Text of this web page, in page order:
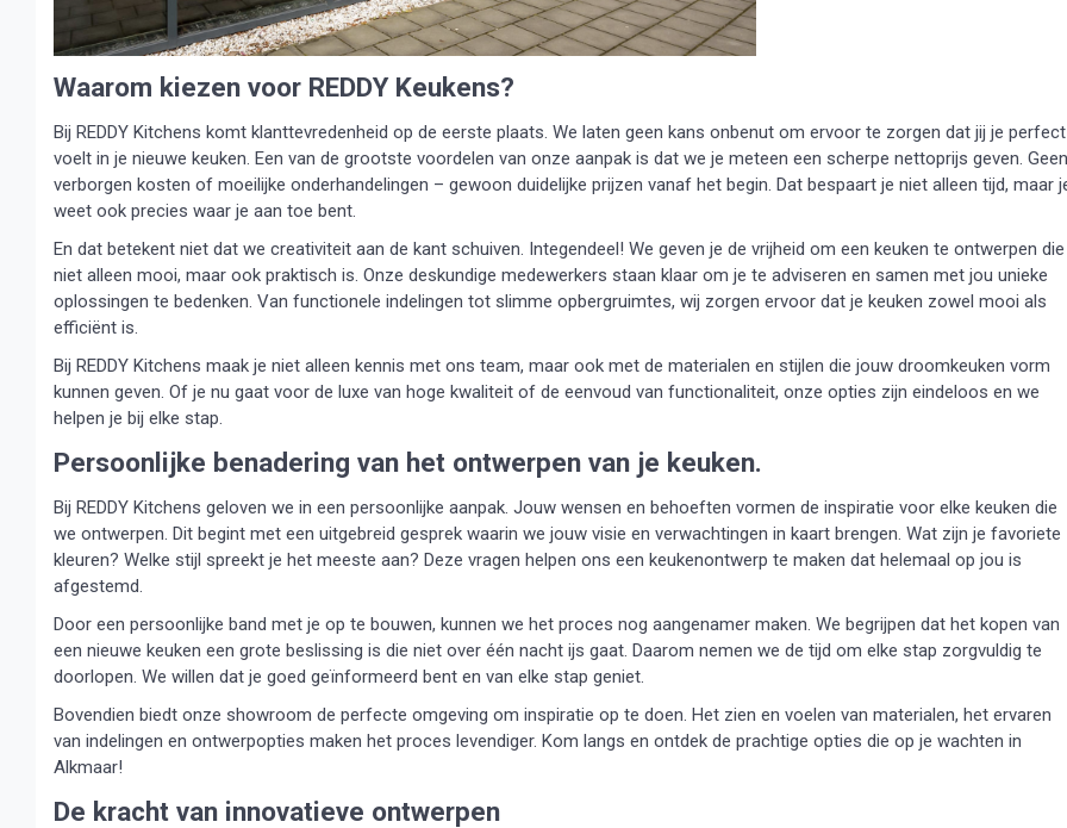
Waarom kiezen voor REDDY Keukens?
Bij REDDY Kitchens komt klanttevredenheid op de eerste plaats. We laten geen kans onbenut om ervoor te zorgen dat jij je perfect
voelt in je nieuwe keuken. Een van de grootste voordelen van onze aanpak is dat we je meteen een scherpe nettoprijs geven. Geen
verborgen kosten of moeilijke onderhandelingen – gewoon duidelijke prijzen vanaf het begin. Dat bespaart je niet alleen tijd, maar
weet ook precies waar je aan toe bent.
En dat betekent niet dat we creativiteit aan de kant schuiven. Integendeel! We geven je de vrijheid om een keuken te ontwerpen die
niet alleen mooi, maar ook praktisch is. Onze deskundige medewerkers staan klaar om je te adviseren en samen met jou unieke
oplossingen te bedenken. Van functionele indelingen tot slimme opbergruimtes, wij zorgen ervoor dat je keuken zowel mooi als
efficiënt is.
Bij REDDY Kitchens maak je niet alleen kennis met ons team, maar ook met de materialen en stijlen die jouw droomkeuken vorm
kunnen geven. Of je nu gaat voor de luxe van hoge kwaliteit of de eenvoud van functionaliteit, onze opties zijn eindeloos en we
helpen je bij elke stap.
Persoonlijke benadering van het ontwerpen van je keuken.
Bij REDDY Kitchens geloven we in een persoonlijke aanpak. Jouw wensen en behoeften vormen de inspiratie voor elke keuken die
we ontwerpen. Dit begint met een uitgebreid gesprek waarin we jouw visie en verwachtingen in kaart brengen. Wat zijn je favoriete
kleuren? Welke stijl spreekt je het meeste aan? Deze vragen helpen ons een keukenontwerp te maken dat helemaal op jou is
afgestemd.
Door een persoonlijke band met je op te bouwen, kunnen we het proces nog aangenamer maken. We begrijpen dat het kopen van
een nieuwe keuken een grote beslissing is die niet over één nacht ijs gaat. Daarom nemen we de tijd om elke stap zorgvuldig te
doorlopen. We willen dat je goed geïnformeerd bent en van elke stap geniet.
Bovendien biedt onze showroom de perfecte omgeving om inspiratie op te doen. Het zien en voelen van materialen, het ervaren
van indelingen en ontwerpopties maken het proces levendiger. Kom langs en ontdek de prachtige opties die op je wachten in
Alkmaar!
De kracht van innovatieve ontwerpen